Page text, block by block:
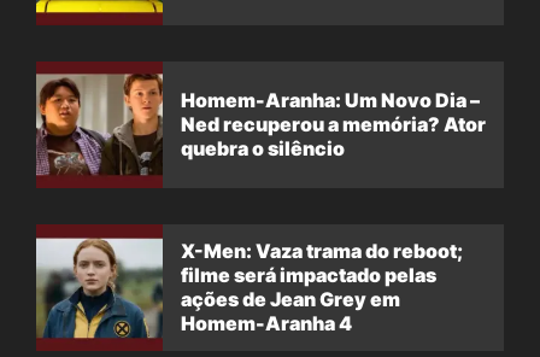
Homem-Aranha: Um Novo Dia –
Ned recuperou a memória? Ator
quebra o silêncio
X-Men: Vaza trama do reboot;
filme será impactado pelas
ações de Jean Grey em
Homem-Aranha 4